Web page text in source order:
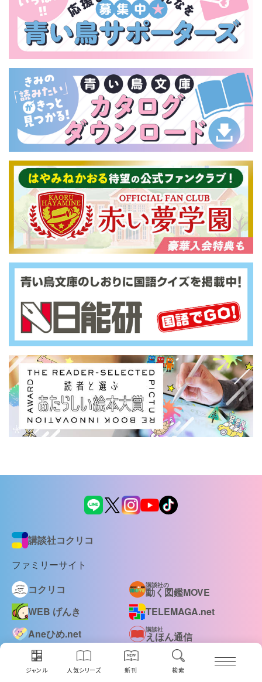
ジャンル 人気シリーズ 新刊 検索
講談社コクリコ
ファミリーサイト
コクリコ
講談社の
動く図鑑MOVE
WEB げんき
TELEMAGA.net
Aneひめ.net
講談社
えほん通信
青い鳥文庫
はやみねかおる FAN CLUB
赤い夢学園